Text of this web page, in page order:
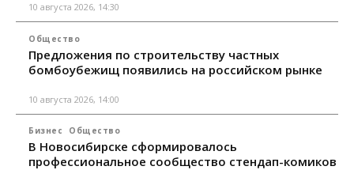
10 августа 2026, 14:30
Общество
Предложения по строительству частных
бомбоубежищ появились на российском рынке
10 августа 2026, 14:00
Бизнес Общество
В Новосибирске сформировалось
профессиональное сообщество стендап-комиков